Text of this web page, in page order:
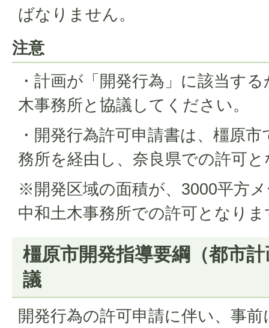
ばなりません。
注意
・計画が「開発行為」に該当す
木事務所と協議してください。
・開発行為許可申請書は、橿原
務所を経由し、奈良県での許可
※開発区域の面積が、3000平方
中和土木事務所での許可となりま
橿原市開発指導要綱（都市
議
開発行為の許可申請に伴い、事